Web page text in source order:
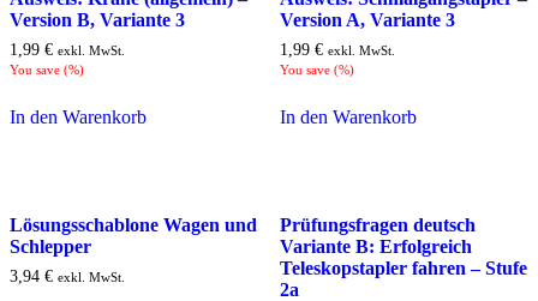
Version B, Variante 3
1,99 € exkl. MwSt.
You save (%)
In den Warenkorb
Version A, Variante 3
1,99 € exkl. MwSt.
You save (%)
In den Warenkorb
Lösungsschablone Wagen und
Schlepper
3,94 € exkl. MwSt.
Prüfungsfragen deutsch
Variante B: Erfolgreich
Teleskopstapler fahren – Stufe
2a